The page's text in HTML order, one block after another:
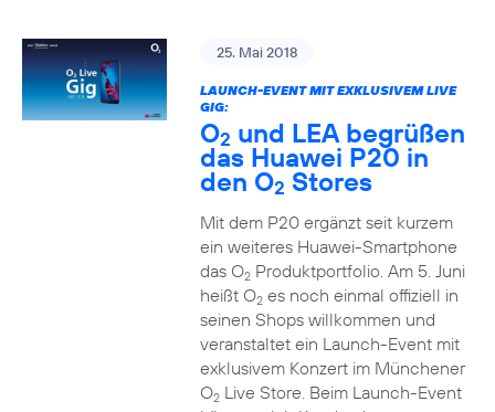
25. Mai 2018
LAUNCH-EVENT MIT EXKLUSIVEM LIVE
GIG:
O2 und LEA begrüßen
das Huawei P20 in
den O2 Stores
Mit dem P20 ergänzt seit kurzem
ein weiteres Huawei-Smartphone
das O2Produktportfolio. Am 5. Juni
heißt O2es noch einmal offiziell in
seinen Shops willkommen und
veranstaltet ein Launch-Event mit
exklusivem Konzert im Münchener
O2Live Store. Beim Launch-Event